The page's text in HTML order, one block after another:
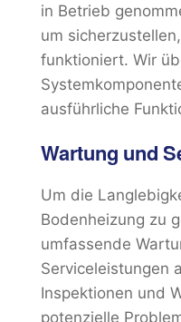
in Betrieb
um
funktioniert. Wir
ausführliche
Wartung und
Um die
Bodenheizung zu
umfassende
Serviceleistungen
Inspektionen und
potenzielle